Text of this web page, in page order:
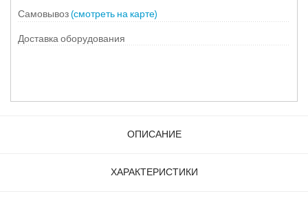
Самовывоз(смотреть на карте)
Доставка оборудования
ОПИСАНИЕ
ХАРАКТЕРИСТИКИ